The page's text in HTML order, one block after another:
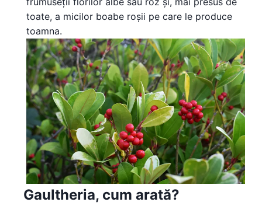
toate, a micilor boabe roșii pe care le produce
toamna.
Gaultheria, cum arată?